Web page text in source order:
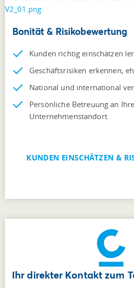
Bonität & Risikobewertung
Kunden richtig einschätzen
Geschäftsrisiken erkennen,
National und international
Persönliche Betreuung an
Unternehmenstandort
KUNDEN EINSCHÄTZEN &
Ihr direkter Kontakt zum